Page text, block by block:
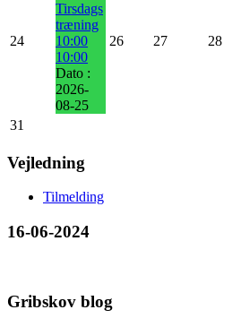
24
Tirsdags
træning
10:00
10:00
Dato :
2026-
08-25
26 27 28
31
Vejledning
Tilmelding
16-06-2024
Gribskov blog